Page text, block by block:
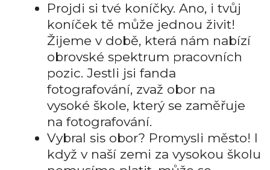
Projdi si tvé koníčky. Ano, i tvůj
koníček tě může jednou živit!
Žijeme v době, která nám nabízí
obrovské spektrum pracovních
pozic. Jestli jsi fanda
fotografování, zvaž obor na
vysoké škole, který se zaměřuje
na fotografování.
Vybral sis obor? Promysli město! I
když v naší zemi za vysokou školu